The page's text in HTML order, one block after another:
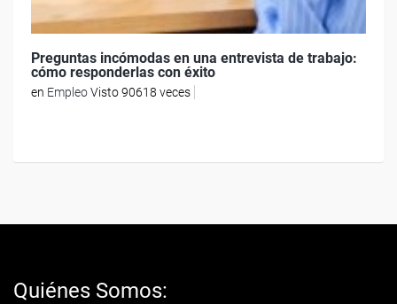
Preguntas incómodas en una entrevista de trabajo:
cómo responderlas con éxito
en EmpleoVisto 90618 veces
Quiénes Somos: